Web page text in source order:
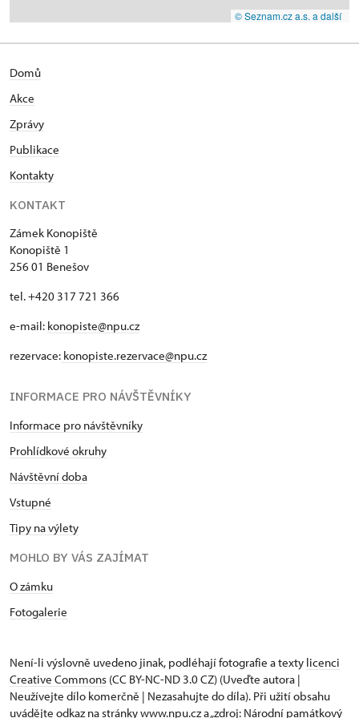
© Seznam.cz a.s. a další
Domů
Akce
Zprávy
Publikace
Kontakty
KONTAKT
Zámek Konopiště
Konopiště 1
256 01 Benešov
tel. +420 317 721 366
e-mail: konopiste@npu.cz
rezervace: konopiste.rezervace@npu.cz
INFORMACE PRO NÁVŠTĚVNÍKY
Informace pro návštěvníky
Prohlídkové okruhy
Návštěvní doba
Vstupné
Tipy na výlety
MOHLO BY VÁS ZAJÍMAT
O zámku
Fotogalerie
Není-li výslovně uvedeno jinak, podléhají fotografie a texty licenci
Creative Commons (CC BY-NC-ND 3.0 CZ) (Uveďte autora |
Neužívejte dílo komerčně | Nezasahujte do díla). Při užití obsahu
uvádějte odkaz na stránky www.npu.cz a „zdroj: Národní památkový